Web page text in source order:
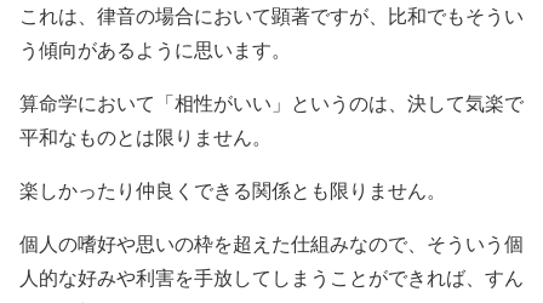
これは、律音の場合において顕著ですが、比和でもそうい
う傾向があるように思います。
算命学において「相性がいい」というのは、決して気楽で
平和なものとは限りません。
楽しかったり仲良くできる関係とも限りません。
個人の嗜好や思いの枠を超えた仕組みなので、そういう個
人的な好みや利害を手放してしまうことができれば、すん